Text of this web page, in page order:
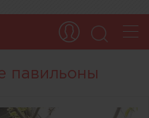
павильоны